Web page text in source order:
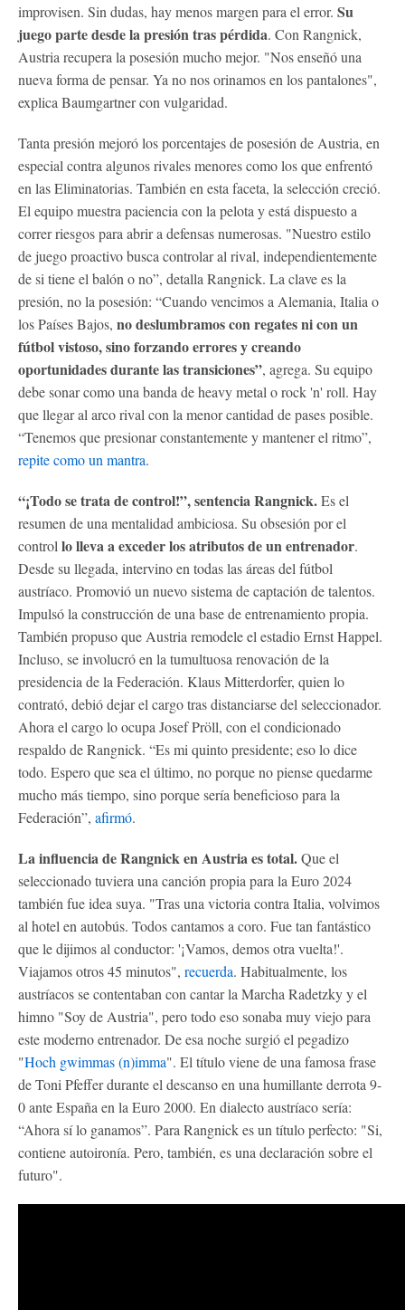
improvisen. Sin dudas, hay menos margen para el error. Su
juego parte desde la presión tras pérdida. Con Rangnick,
Austria recupera la posesión mucho mejor. "Nos enseñó una
nueva forma de pensar. Ya no nos orinamos en los pantalones",
explica Baumgartner con vulgaridad.
Tanta presión mejoró los porcentajes de posesión de Austria, en
especial contra algunos rivales menores como los que enfrentó
en las Eliminatorias. También en esta faceta, la selección creció.
El equipo muestra paciencia con la pelota y está dispuesto a
correr riesgos para abrir a defensas numerosas. "Nuestro estilo
de juego proactivo busca controlar al rival, independientemente
de si tiene el balón o no”, detalla Rangnick. La clave es la
presión, no la posesión: “Cuando vencimos a Alemania, Italia o
los Países Bajos, no deslumbramos con regates ni con un
fútbol vistoso, sino forzando errores y creando
oportunidades durante las transiciones”, agrega. Su equipo
debe sonar como una banda de heavy metal o rock 'n' roll. Hay
que llegar al arco rival con la menor cantidad de pases posible.
“Tenemos que presionar constantemente y mantener el ritmo”,
repite como un mantra.
“¡Todo se trata de control!”, sentencia Rangnick.Es el
resumen de una mentalidad ambiciosa. Su obsesión por el
control lo lleva a exceder los atributos de un entrenador.
Desde su llegada, intervino en todas las áreas del fútbol
austríaco. Promovió un nuevo sistema de captación de talentos.
Impulsó la construcción de una base de entrenamiento propia.
También propuso que Austria remodele el estadio Ernst Happel.
Incluso, se involucró en la tumultuosa renovación de la
presidencia de la Federación. Klaus Mitterdorfer, quien lo
contrató, debió dejar el cargo tras distanciarse del seleccionador.
Ahora el cargo lo ocupa Josef Pröll, con el condicionado
respaldo de Rangnick. “Es mi quinto presidente; eso lo dice
todo. Espero que sea el último, no porque no piense quedarme
mucho más tiempo, sino porque sería beneficioso para la
Federación”, afirmó.
La influencia de Rangnick en Austria es total.Que el
seleccionado tuviera una canción propia para la Euro 2024
también fue idea suya. "Tras una victoria contra Italia, volvimos
al hotel en autobús. Todos cantamos a coro. Fue tan fantástico
que le dijimos al conductor: '¡Vamos, demos otra vuelta!'.
Viajamos otros 45 minutos", recuerda. Habitualmente, los
austríacos se contentaban con cantar la Marcha Radetzky y el
himno "Soy de Austria", pero todo eso sonaba muy viejo para
este moderno entrenador. De esa noche surgió el pegadizo
"Hoch gwimmas (n)imma". El título viene de una famosa frase
de Toni Pfeffer durante el descanso en una humillante derrota 9-
0 ante España en la Euro 2000. En dialecto austríaco sería:
“Ahora sí lo ganamos”. Para Rangnick es un título perfecto: "Si,
contiene autoironía. Pero, también, es una declaración sobre el
futuro".